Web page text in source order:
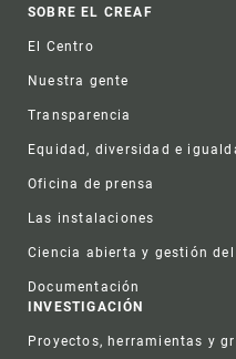
Footer
SOBRE EL CREAF
El Centro
Nuestra gente
Transparencia
Equidad, diversidad e
Oficina de prensa
Las instalaciones
Ciencia abierta y gestión
Documentación
INVESTIGACIÓN
Proyectos, herramientas y